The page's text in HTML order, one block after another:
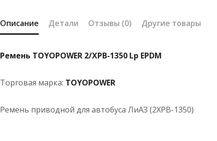
Описание Детали Отзывы (0) Другие товары
Ремень TOYOPOWER 2/XPB-1350 Lp EPDM
Торговая марка: TOYOPOWER
Ремень приводной для автобуса ЛиАЗ (2XPB-1350)